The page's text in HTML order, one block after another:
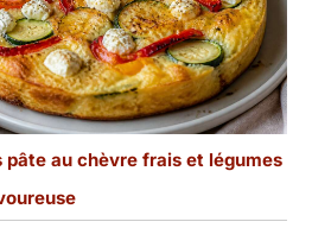
pâte au chèvre frais et légumes